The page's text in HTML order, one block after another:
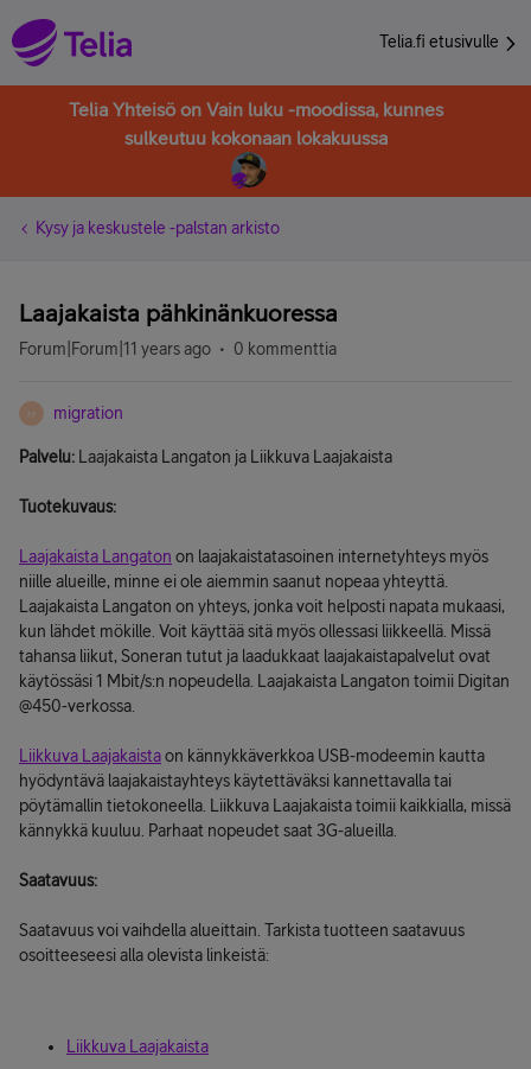
Telia.fi etusivulle
Telia Yhteisö on Vain luku -moodissa, kunnes
sulkeutuu kokonaan lokakuussa
Kysy ja keskustele -palstan arkisto
Laajakaista pähkinänkuoressa
Forum|Forum|11 years ago 0 kommenttia
M migration
Palvelu: Laajakaista Langaton ja Liikkuva Laajakaista
Tuotekuvaus:
Laajakaista Langaton on laajakaistatasoinen internetyhteys myös
niille alueille, minne ei ole aiemmin saanut nopeaa yhteyttä.
Laajakaista Langaton on yhteys, jonka voit helposti napata mukaasi,
kun lähdet mökille. Voit käyttää sitä myös ollessasi liikkeellä. Missä
tahansa liikut, Soneran tutut ja laadukkaat laajakaistapalvelut ovat
käytössäsi 1 Mbit/s:n nopeudella. Laajakaista Langaton toimii Digitan
@450-verkossa.
Liikkuva Laajakaistaon kännykkäverkkoa USB-modeemin kautta
hyödyntävä laajakaistayhteys käytettäväksi kannettavalla tai
pöytämallin tietokoneella. Liikkuva Laajakaista toimii kaikkialla, missä
kännykkä kuuluu. Parhaat nopeudet saat 3G-alueilla.
Saatavuus:
Saatavuus voi vaihdella alueittain. Tarkista tuotteen saatavuus
osoitteeseesi alla olevista linkeistä:
Liikkuva Laajakaista